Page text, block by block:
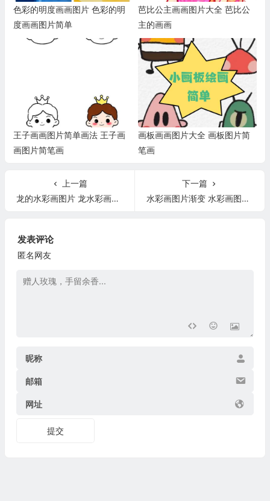
色彩的明度画画图片 色彩的明
度画画图片简单
芭比公主画画图片大全 芭比公
主的画画
王子画画图片简单画法 王子画
画图片简笔画
画板画画图片大全 画板图片简
笔画
上一篇
龙的水彩画图片 龙水彩画图片教法
下一篇
水彩画图片渐变 水彩画图片渐变画法
发表评论
匿名网友
昵称
邮箱
网址
提交